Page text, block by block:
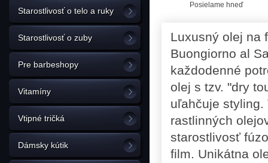
Starostlivosť o telo a ruky
Starostlivosť o zuby
Pre barbeshopy
Vitamíny
Vtipné tričká
Dámsky kútik
Posielame hneď
Luxusný olej na
Buongiorno al
každodenné
olej s tzv. "dry
uľahčuje
rastlinných
starostlivosť
film. Unikátna